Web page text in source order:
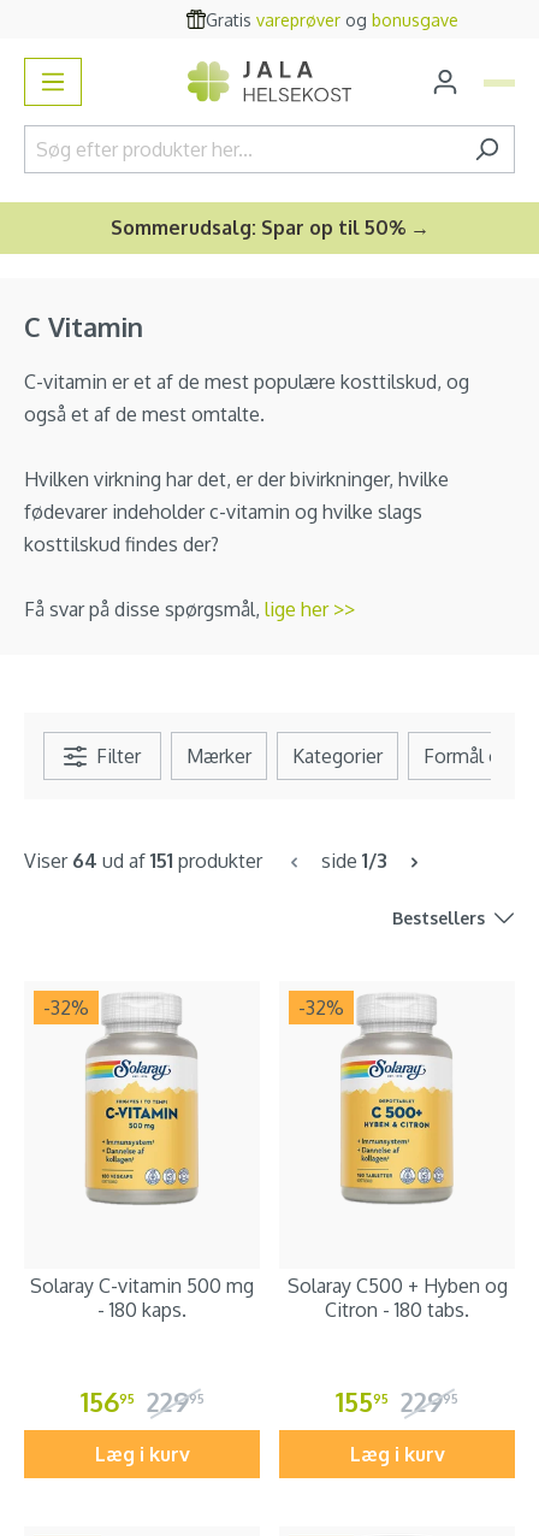
Gratisvareprøverogbonusgave
Sommerudsalg: Spar op til 50% →
C Vitamin
C-vitamin er et af de mest populære kosttilskud, og
også et af de mest omtalte.
Hvilken virkning har det, er der bivirkninger, hvilke
fødevarer indeholder c-vitamin og hvilke slags
kosttilskud findes der?
Få svar på disse spørgsmål, lige her >>
Filter Mærker Kategorier Formål og
Viser 64 ud af 151 produkter side 1/3
Bestsellers
-32%
Solaray C-vitamin 500 mg
- 180 kaps.
15695 22995
Læg i kurv
-32%
Solaray C500 + Hyben og
Citron - 180 tabs.
15595 22995
Læg i kurv